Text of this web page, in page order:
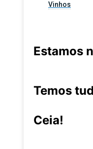
Vinhos
Estamos
Temos
Ceia!